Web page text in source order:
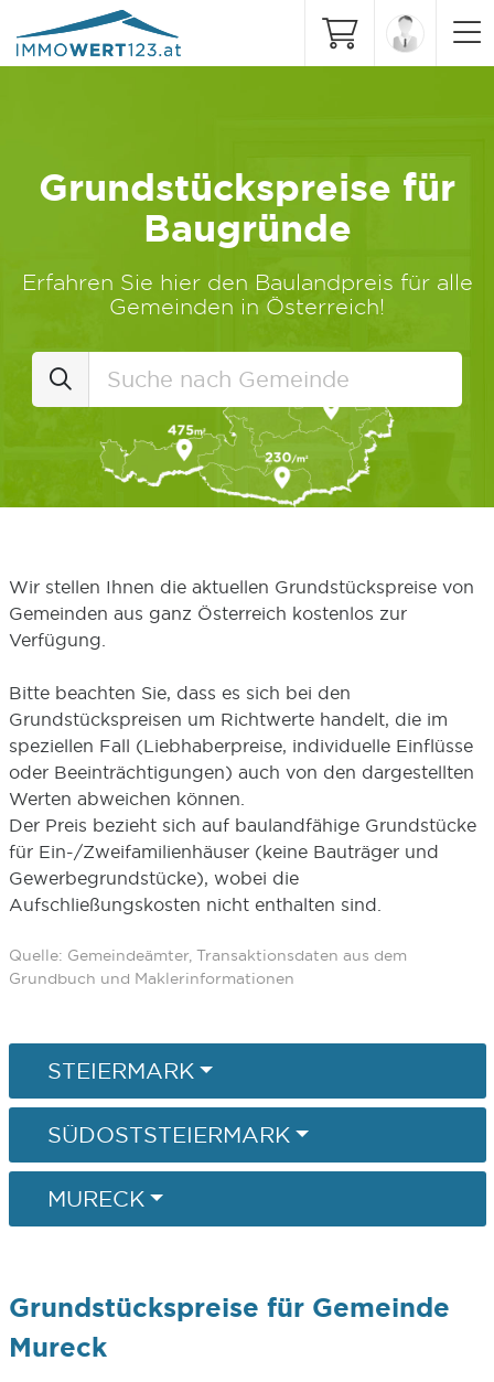
Grundstückspreise für
Baugründe
Erfahren Sie hier den Baulandpreis für alle
Gemeinden in Österreich!
Wir stellen Ihnen die aktuellen Grundstückspreise von
Gemeinden aus ganz Österreich kostenlos zur
Verfügung.
Bitte beachten Sie, dass es sich bei den
Grundstückspreisen um Richtwerte handelt, die im
speziellen Fall (Liebhaberpreise, individuelle Einflüsse
oder Beeinträchtigungen) auch von den dargestellten
Werten abweichen können.
Der Preis bezieht sich auf baulandfähige Grundstücke
für Ein-/Zweifamilienhäuser (keine Bauträger und
Gewerbegrundstücke), wobei die
Aufschließungskosten nicht enthalten sind.
Quelle: Gemeindeämter, Transaktionsdaten aus dem
Grundbuch und Maklerinformationen
STEIERMARK
SÜDOSTSTEIERMARK
MURECK
Grundstückspreise für Gemeinde
Mureck